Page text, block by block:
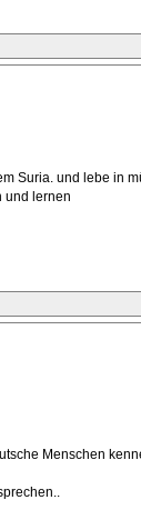
Suria. und lebe in
und lernen
Menschen